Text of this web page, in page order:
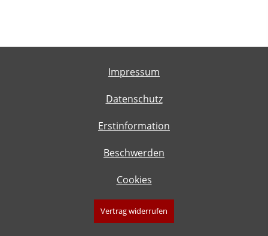
Impressum
Datenschutz
Erstinformation
Beschwerden
Cookies
Vertrag widerrufen